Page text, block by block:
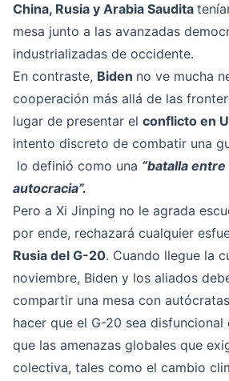
China, Rusia y Arabia Saudita
mesa junto a las avanzadas
industrializadas de occidente.
En contraste, Biden no ve mucha
cooperación más allá de las
lugar de presentar el conflicto en
intento discreto de combatir una
lo definió como una “batalla
autocracia”.
Pero a Xi Jinping no le agrada
por ende, rechazará cualquier
Rusia del G-20. Cuando llegue la
noviembre, Biden y los aliados
compartir una mesa con
hacer que el G-20 sea disfuncional
que las amenazas globales que
colectiva, tales como el cambio